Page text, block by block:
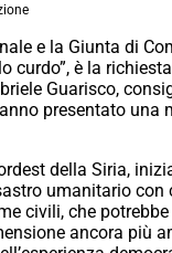
e la Giunta di
curdo”, è la
Guarisco,
presentato una
della Siria,
umanitario
civili, che
ancora più